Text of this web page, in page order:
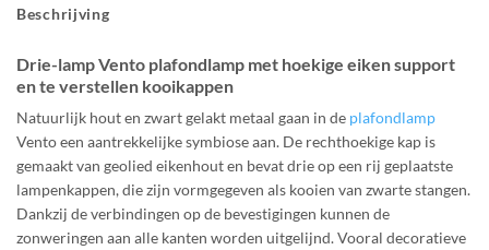
Beschrijving
Drie-lamp Vento plafondlamp met hoekige eiken support
en te verstellen kooikappen
Natuurlijk hout en zwart gelakt metaal gaan in de plafondlamp
Vento een aantrekkelijke symbiose aan. De rechthoekige kap is
gemaakt van geolied eikenhout en bevat drie op een rij geplaatste
lampenkappen, die zijn vormgegeven als kooien van zwarte stangen.
Dankzij de verbindingen op de bevestigingen kunnen de
zonweringen aan alle kanten worden uitgelijnd. Vooral decoratieve